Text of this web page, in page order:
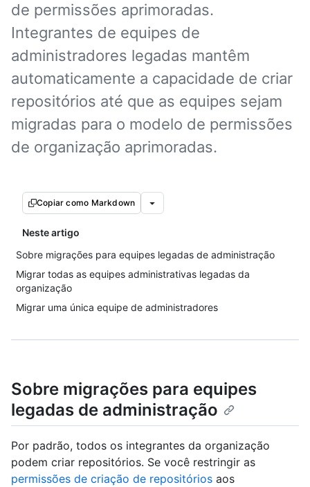
de permissões aprimoradas.
Integrantes de equipes de
administradores legadas mantêm
automaticamente a capacidade de criar
repositórios até que as equipes sejam
migradas para o modelo de permissões
de organização aprimoradas.
Copiar como Markdown
Neste artigo
Sobre migrações para equipes legadas de administração
Migrar todas as equipes administrativas legadas da
organização
Migrar uma única equipe de administradores
Sobre migrações para equipes
legadas de administração
Por padrão, todos os integrantes da organização
podem criar repositórios. Se você restringir as
permissões de criação de repositórios aos